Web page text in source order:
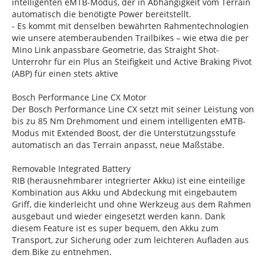
automatisch die benötigte Power bereitstellt.
- Es kommt mit denselben bewährten Rahmentechnologien
wie unsere atemberaubenden Trailbikes – wie etwa die per
Mino Link anpassbare Geometrie, das Straight Shot-
Unterrohr für ein Plus an Steifigkeit und Active Braking Pivot
(ABP) für einen stets aktive
Bosch Performance Line CX Motor
Der Bosch Performance Line CX setzt mit seiner Leistung von
bis zu 85 Nm Drehmoment und einem intelligenten eMTB-
Modus mit Extended Boost, der die Unterstützungsstufe
automatisch an das Terrain anpasst, neue Maßstäbe.
Removable Integrated Battery
RIB (herausnehmbarer integrierter Akku) ist eine einteilige
Kombination aus Akku und Abdeckung mit eingebautem
Griff, die kinderleicht und ohne Werkzeug aus dem Rahmen
ausgebaut und wieder eingesetzt werden kann. Dank
diesem Feature ist es super bequem, den Akku zum
Transport, zur Sicherung oder zum leichteren Aufladen aus
dem Bike zu entnehmen.